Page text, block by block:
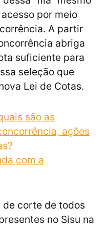
por meio
A partir
abriga
suficiente para
seleção que
Lei de Cotas.
são as
ações
com a
de corte de todos
no Sisu na